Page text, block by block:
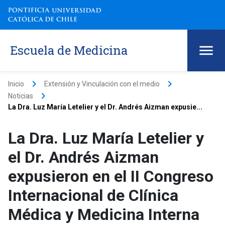
Escuela de Medicina
Inicio keyboard_arrow_right Extensión y Vinculación con el medio keyboard_arrow_right
Noticias keyboard_arrow_right
La Dra. Luz María Letelier y el Dr. Andrés Aizman expusie...
La Dra. Luz María Letelier y
el Dr. Andrés Aizman
expusieron en el II Congreso
Internacional de Clínica
Médica y Medicina Interna